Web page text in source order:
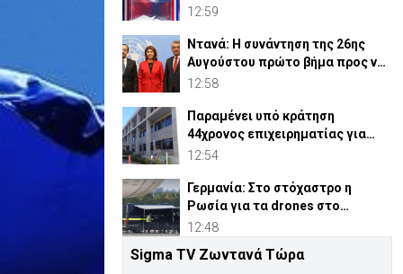
προεδρικών εκλογών
12:59
Ντανά: Η συνάντηση της 26ης
Αυγούστου πρώτο βήμα προς νέα
άτυπη 5+1
12:58
Παραμένει υπό κράτηση
44χρονος επιχειρηματίας για
υπόθεση εκβιασμών
12:54
Γερμανία: Στο στόχαστρο η
Ρωσία για τα drones στο
αεροδρόμιο της Λειψίας
12:48
Κασσιανίδου: «Το Υφ.Πολιτισμού
Sigma TV Ζωντανά Τώρα